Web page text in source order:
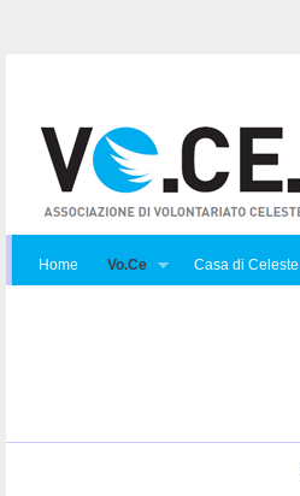
Home Vo.Ce Casa di Celeste